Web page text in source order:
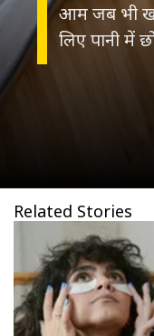
आम जब भी
लिए पानी में
Related Stories